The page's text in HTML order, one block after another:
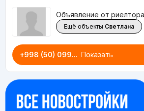
Объявление от
Ещё объекты Светлана
+998 (50) 099... Показать